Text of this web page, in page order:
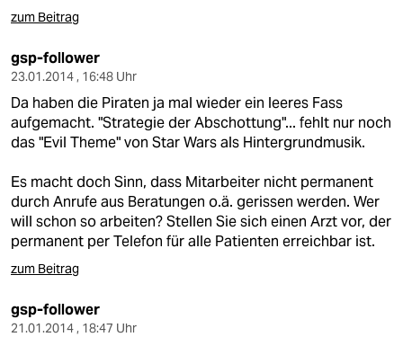
zum Beitrag
gsp-follower
23.01.2014 , 16:48 Uhr
Da haben die Piraten ja mal wieder ein leeres Fass
aufgemacht. "Strategie der Abschottung"... fehlt nur noch
das "Evil Theme" von Star Wars als Hintergrundmusik.
Es macht doch Sinn, dass Mitarbeiter nicht permanent
durch Anrufe aus Beratungen o.ä. gerissen werden. Wer
will schon so arbeiten? Stellen Sie sich einen Arzt vor, der
permanent per Telefon für alle Patienten erreichbar ist.
zum Beitrag
gsp-follower
21.01.2014 , 18:47 Uhr